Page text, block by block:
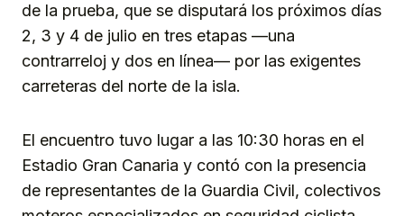
de la prueba, que se disputará los próximos días
2, 3 y 4 de julio en tres etapas —una
contrarreloj y dos en línea— por las exigentes
carreteras del norte de la isla.
El encuentro tuvo lugar a las 10:30 horas en el
Estadio Gran Canaria y contó con la presencia
de representantes de la Guardia Civil, colectivos